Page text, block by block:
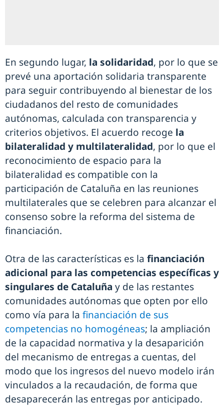
En segundo lugar, la solidaridad, por lo que se
prevé una aportación solidaria transparente
para seguir contribuyendo al bienestar de los
ciudadanos del resto de comunidades
autónomas, calculada con transparencia y
criterios objetivos. El acuerdo recoge la
bilateralidad y multilateralidad, por lo que el
reconocimiento de espacio para la
bilateralidad es compatible con la
participación de Cataluña en las reuniones
multilaterales que se celebren para alcanzar el
consenso sobre la reforma del sistema de
financiación.
Otra de las características es la financiación
adicional para las competencias específicas y
singulares de Cataluña y de las restantes
comunidades autónomas que opten por ello
como vía para la financiación de sus
competencias no homogéneas; la ampliación
de la capacidad normativa y la desaparición
del mecanismo de entregas a cuentas, del
modo que los ingresos del nuevo modelo irán
vinculados a la recaudación, de forma que
desaparecerán las entregas por anticipado.